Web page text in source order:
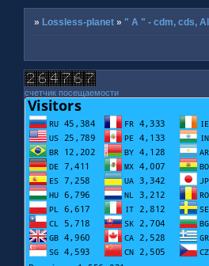
»Lossless-planet » " A " - cdm, cds,
счетчик посещаемости